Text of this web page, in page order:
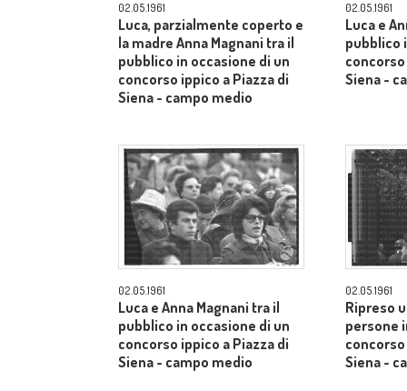
02.05.1961
Luca, parzialmente coperto e
la madre Anna Magnani tra il
pubblico in occasione di un
concorso ippico a Piazza di
Siena - campo medio
02.05.1961
Luca e
pubblico
Siena -
02.05.1961
Luca e Anna Magnani tra il
pubblico in occasione di un
concorso ippico a Piazza di
Siena - campo medio
02.05.1961
Ripreso
persone
Siena -